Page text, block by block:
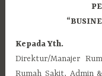
Kepada Yth.
Direktur/Manajer
Rumah Sakit, Admin